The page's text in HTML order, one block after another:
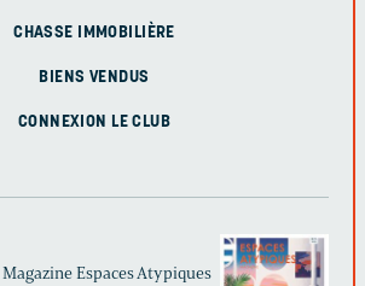
CHASSE IMMOBILIÈRE
BIENS VENDUS
CONNEXION LE CLUB
Espaces Atypiques